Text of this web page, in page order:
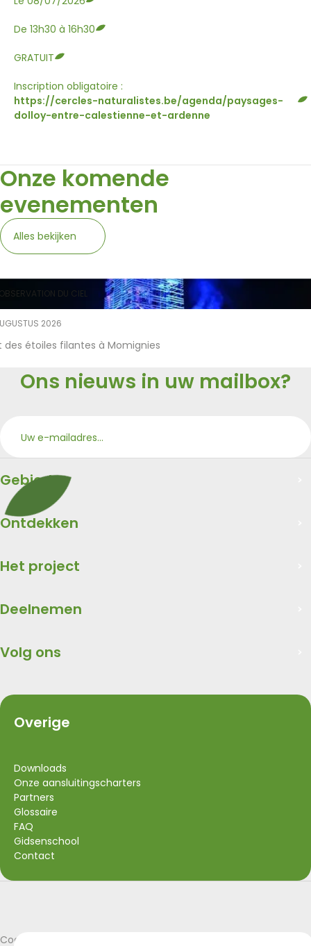
De 13h30 à 16h30
GRATUIT
Inscription obligatoire :
https://cercles-naturalistes.be/agenda/paysages-
dolloy-entre-calestienne-et-ardenne
Onze komende
evenementen
Alles bekijken
2026
des étoiles filantes à Momignies
DU CIEL
Ons nieuws in uw mailbox?
Gebied
Ontdekken
Het project
Deelnemen
Volg ons
Overige
Downloads
Onze aansluitingscharters
Partners
Glossaire
FAQ
Gidsenschool
Contact
Cookies policy